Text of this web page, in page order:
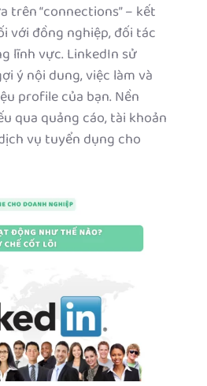
trên “connections” – kết
với đồng nghiệp, đối tác
lĩnh vực. LinkedIn sử
ý nội dung, việc làm và
profile của bạn. Nền
qua quảng cáo, tài khoản
vụ tuyển dụng cho